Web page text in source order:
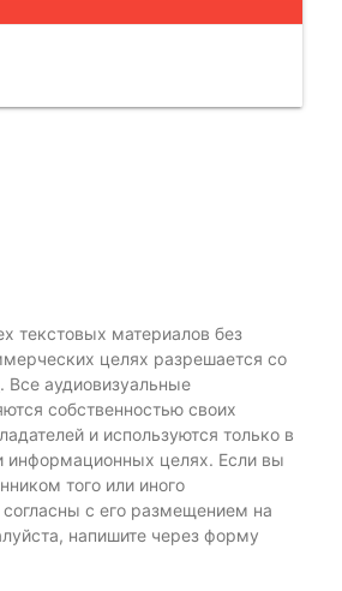
текстовых материалов без
целях разрешается со
. Все аудиовизуальные
собственностью своих
и используются только в
информационных целях. Если вы
того или иного
с его размещением на
напишите через форму